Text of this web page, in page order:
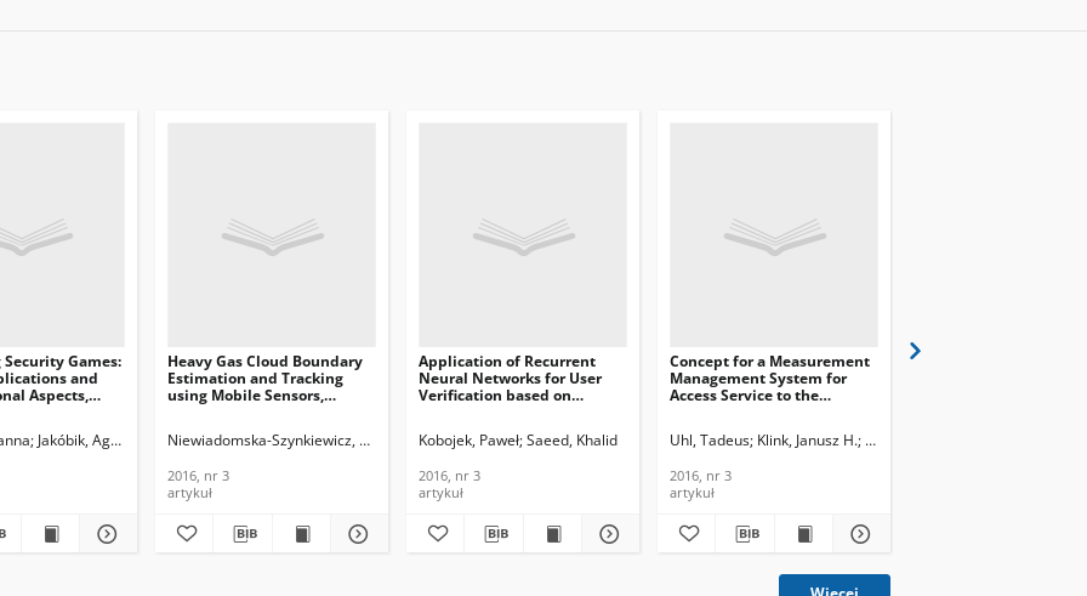
Games:
and
Aspects,
Jakóbik, Agnieszka Wilczyński, Andrzej
Heavy Gas Cloud Boundary
Estimation and Tracking
using Mobile Sensors,
Information Technology,
Niewiadomska-Szynkiewicz, Ewa Krzysztoń, Mateusz
2016, nr 3
artykuł
Application of Recurrent
Neural Networks for User
Verification based on
Information Technology,
Kobojek, Paweł Saeed, Khalid
2016, nr 3
artykuł
Concept for a Measurement
Management System for
Access Service to the
Information Technology,
Uhl, Tadeus Klink, Janusz H. Podolska, Maria J.
2016, nr 3
artykuł